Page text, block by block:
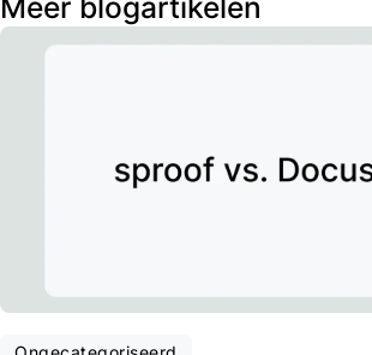
Meer blogartikelen